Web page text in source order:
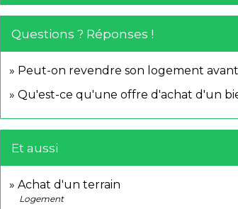
Questions ? Réponses !
Peut-on revendre son logement
Qu'est-ce qu'une offre d'achat d'un
Et aussi
Achat d'un terrain
Logement